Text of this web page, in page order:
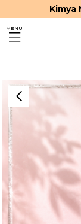
Kimya
MENU